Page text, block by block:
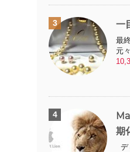
一
最
元
期
デ